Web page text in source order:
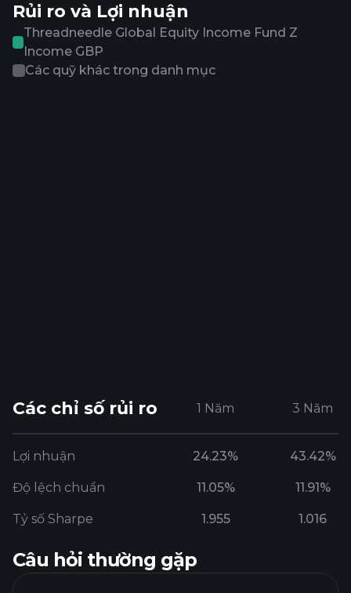
Rủi ro và Lợi nhuận
Threadneedle Global Equity Income Fund Z
Income GBP
Các quỹ khác trong danh mục
Các chỉ số rủi ro 1 Năm 3 Năm
Lợi nhuận 24.23% 43.42%
Độ lệch chuẩn 11.05% 11.91%
Tỷ số Sharpe 1.955 1.016
Câu hỏi thường gặp